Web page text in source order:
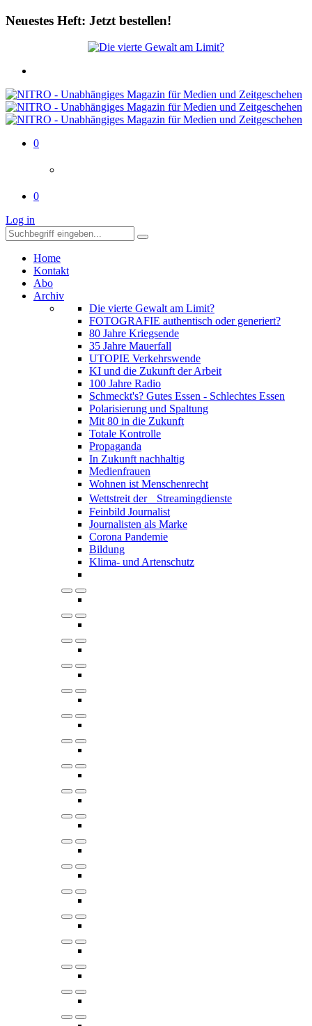
Neuestes Heft: Jetzt bestellen!
0
0
Log in
Home
Kontakt
Abo
Archiv
Die vierte Gewalt am Limit?
FOTOGRAFIE authentisch oder generiert?
80 Jahre Kriegsende
35 Jahre Mauerfall
UTOPIE Verkehrswende
KI und die Zukunft der Arbeit
100 Jahre Radio
Schmeckt's? Gutes Essen - Schlechtes Essen
Polarisierung und Spaltung
Mit 80 in die Zukunft
Totale Kontrolle
Propaganda
In Zukunft nachhaltig
Medienfrauen
Wohnen ist Menschenrecht
Wettstreit der Streamingdienste
Feinbild Journalist
Journalisten als Marke
Corona Pandemie
Bildung
Klima- und Artenschutz